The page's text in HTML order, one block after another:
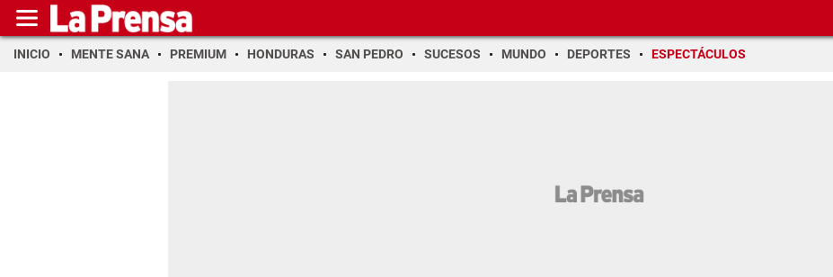
INICIO MENTE SANA PREMIUM HONDURAS SAN PEDRO SUCESOS MUNDO DEPORTES ESPECTÁCULOS